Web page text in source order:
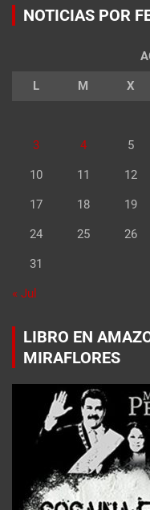
NOTICIAS POR
L M X
3 4 5
10 11 12
17 18 19
24 25 26
31
« Jul
LIBRO EN
MIRAFLORES